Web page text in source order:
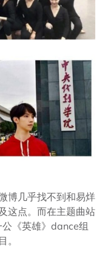
博几乎找不到和易烊
这点。而在主题曲站
《英雄》dance组
。